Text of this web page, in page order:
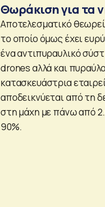
Θωράκιση για τα
Αποτελεσματικό
το οποίο όμως έχει
ένα αντιπυραυλικό
drones αλλά και
κατασκευάστρια
αποδεικνύεται από τη
στη μάχη με πάνω από
90%.